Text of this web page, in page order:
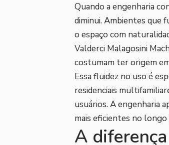
Quando a engenharia
diminui. Ambientes que
o espaço com
Valderci Malagosini
costumam ter origem
Essa fluidez no uso é
residenciais
usuários. A engenharia
mais eficientes no longo
A